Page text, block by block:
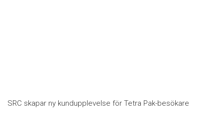
SRC skapar ny kundupplevelse för Tetra Pak-besökare